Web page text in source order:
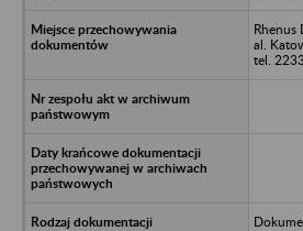
Rhenus
al.
tel.